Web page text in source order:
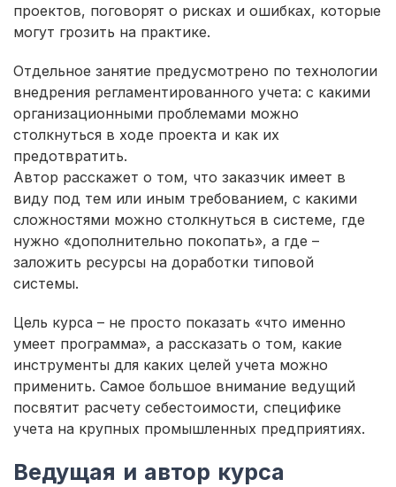
проектов, поговорят о рисках и ошибках, которые
могут грозить на практике.
Отдельное занятие предусмотрено по технологии
внедрения регламентированного учета: с какими
организационными проблемами можно
столкнуться в ходе проекта и как их
предотвратить.
Автор расскажет о том, что заказчик имеет в
виду под тем или иным требованием, с какими
сложностями можно столкнуться в системе, где
нужно «дополнительно покопать», а где –
заложить ресурсы на доработки типовой
системы.
Цель курса – не просто показать «что именно
умеет программа», а рассказать о том, какие
инструменты для каких целей учета можно
применить. Самое большое внимание ведущий
посвятит расчету себестоимости, специфике
учета на крупных промышленных предприятиях.
Ведущая и автор курса